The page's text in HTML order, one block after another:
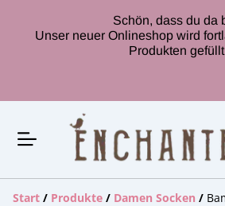
Schön, dass du da
Unser neuer Onlineshop wird
Produkten
Start / Produkte / Damen Socken /